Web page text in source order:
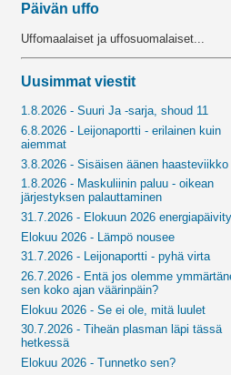
Päivän uffo
Uffomaalaiset ja uffosuomalaiset...
Uusimmat viestit
1.8.2026 - Suuri Ja -sarja, shoud 11
6.8.2026 - Leijonaportti - erilainen kuin
aiemmat
3.8.2026 - Sisäisen äänen haasteviikko
1.8.2026 - Maskuliinin paluu - oikean
järjestyksen palauttaminen
31.7.2026 - Elokuun 2026
Elokuu 2026 - Lämpö nousee
31.7.2026 - Leijonaportti - pyhä virta
26.7.2026 - Entä jos olemme
sen koko ajan väärinpäin?
Elokuu 2026 - Se ei ole, mitä luulet
30.7.2026 - Tiheän plasman läpi tässä
hetkessä
Elokuu 2026 - Tunnetko sen?